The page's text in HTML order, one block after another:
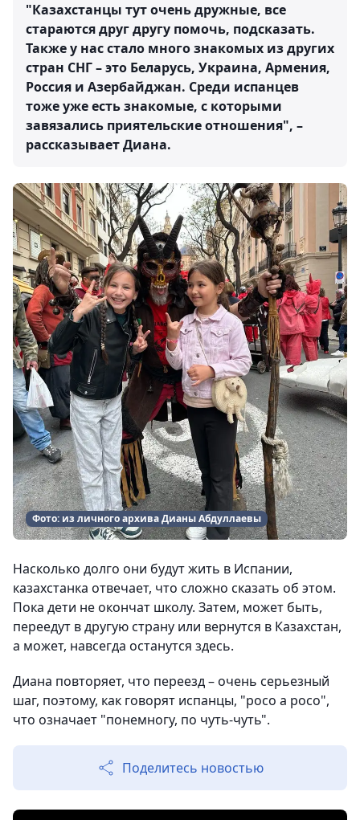
"Казахстанцы тут очень дружные, все
стараются друг другу помочь, подсказать.
Также у нас стало много знакомых из других
стран СНГ – это Беларусь, Украина, Армения,
Россия и Азербайджан. Среди испанцев
тоже уже есть знакомые, с которыми
завязались приятельские отношения", –
рассказывает Диана.
Фото: из личного архива Дианы Абдуллаевы
Насколько долго они будут жить в Испании,
казахстанка отвечает, что сложно сказать об этом.
Пока дети не окончат школу. Затем, может быть,
переедут в другую страну или вернутся в Казахстан,
а может, навсегда останутся здесь.
Диана повторяет, что переезд – очень серьезный
шаг, поэтому, как говорят испанцы, "poco a poco",
что означает "понемногу, по чуть-чуть".
Поделитесь новостью